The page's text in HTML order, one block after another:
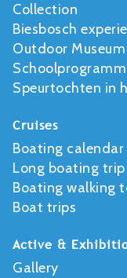
Collection
Biesbosch
Outdoor Museum
Speurtochten in
Cruises
Boating calendar
Long boating trip
Boating walking
Boat trips
Active &
Gallery